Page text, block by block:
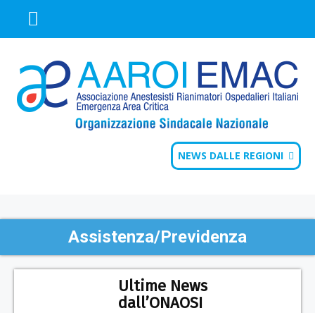
NEWS DALLE REGIONI
Assistenza/Previdenza
Ultime News
dall’ONAOSI